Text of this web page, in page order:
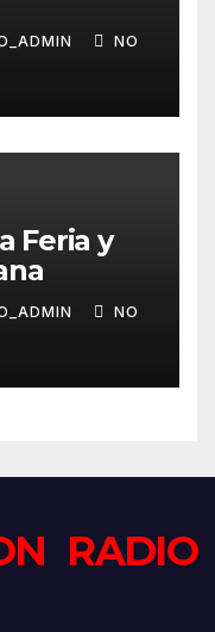
NO
Feria y
NO
RADIO